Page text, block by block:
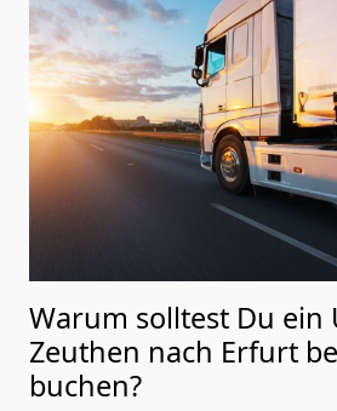
Warum solltest Du ein
Zeuthen nach Erfurt
buchen?